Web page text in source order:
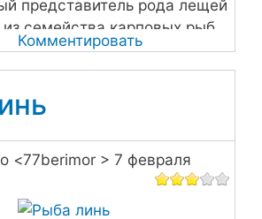
представитель рода лещей
из семейства карповых рыб
Комментировать
<77berimor > 7 февраля